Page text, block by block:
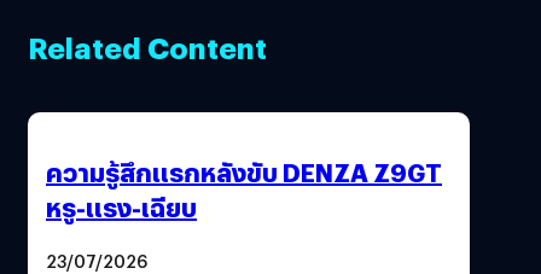
Related Content
ความรู้สึกแรกหลังขับ DENZA Z9GT
หรู-แรง-เฉียบ
23/07/2026